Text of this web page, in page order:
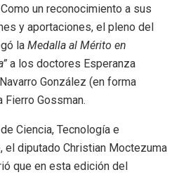
un reconocimiento a sus
y aportaciones, el pleno del
la Medalla al Mérito en
a los doctores Esperanza
González (en forma
Fierro Gossman.
Ciencia, Tecnología e
el diputado Christian Moctezuma
que en esta edición del